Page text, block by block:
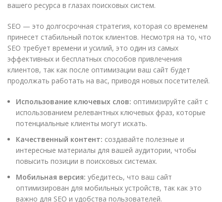
вашего ресурса в глазах поисковых систем.
SEO — это долгосрочная стратегия, которая со временем
принесет стабильный поток клиентов. Несмотря на то, что
SEO требует времени и усилий, это один из самых
эффективных и бесплатных способов привлечения
клиентов, так как после оптимизации ваш сайт будет
продолжать работать на вас, приводя новых посетителей.
Использование ключевых слов: оптимизируйте сайт с
использованием релевантных ключевых фраз, которые
потенциальные клиенты могут искать.
Качественный контент: создавайте полезные и
интересные материалы для вашей аудитории, чтобы
повысить позиции в поисковых системах.
Мобильная версия: убедитесь, что ваш сайт
оптимизирован для мобильных устройств, так как это
важно для SEO и удобства пользователей.